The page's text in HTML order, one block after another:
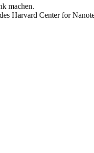
machen.
Harvard Center for